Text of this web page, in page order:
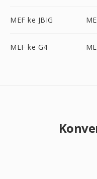
MEF ke JBIG
MEF ke G4